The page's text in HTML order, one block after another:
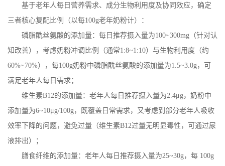
基于老年人每日营养需求、成分生物利用度及协同效应，确定
三者核心复配比例（以每100g老年奶粉计）：
磷脂酰丝氨酸的添加量：每日推荐摄入量为100~300mg （针对认
知改善），考虑奶粉冲调比例（通常1:8~1:10）与生物利用度（约
60%~70%），每100g奶粉中磷脂酰丝氨酸的添加量为1.5~3.0g，可
满足老年人每日需求；
维生素B12的添加量：老年人每日推荐摄入量为2.4μg，奶粉中
添加量为6~10μg/100g，既覆盖日常需求，又考虑到部分老年人吸收
效率下降的问题，避免过量（维生素B12过量无明显毒性，可通过尿
液排出）；
膳食纤维的添加量：老年人每日推荐摄入量为25~30g，每 100g